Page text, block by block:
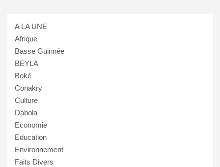
A LA UNE
Afrique
Basse Guinnée
BEYLA
Boké
Conakry
Culture
Dabola
Economie
Education
Environnement
Faits Divers